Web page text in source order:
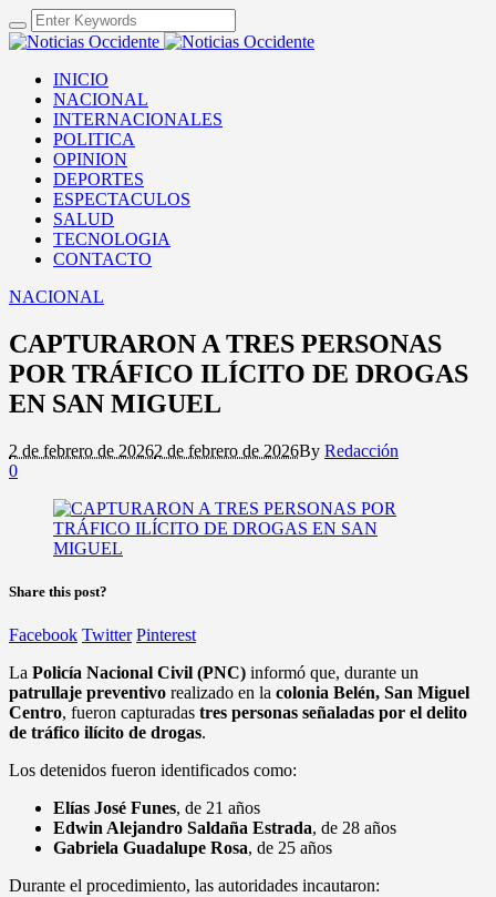
INICIO
NACIONAL
INTERNACIONALES
POLITICA
OPINION
DEPORTES
ESPECTACULOS
SALUD
TECNOLOGIA
CONTACTO
NACIONAL
CAPTURARON A TRES PERSONAS
POR TRÁFICO ILÍCITO DE DROGAS
EN SAN MIGUEL
2 de febrero de 20262 de febrero de 2026By Redacción
0
Share this post?
Facebook Twitter Pinterest
La Policía Nacional Civil (PNC) informó que, durante un
patrullaje preventivo realizado en la colonia Belén, San Miguel
Centro, fueron capturadas tres personas señaladas por el delito
de tráfico ilícito de drogas.
Los detenidos fueron identificados como:
Elías José Funes, de 21 años
Edwin Alejandro Saldaña Estrada, de 28 años
Gabriela Guadalupe Rosa, de 25 años
Durante el procedimiento, las autoridades incautaron: